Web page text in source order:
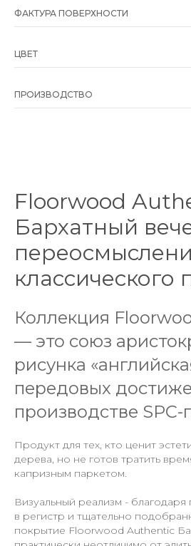
ФАКТУРА ПОВЕРХНОСТИ
ЦВЕТ
ПРОИЗВОДСТВО
Floorwood
Бархатный
классического
Коллекция
— это союз
рисунка
передовых
производстве
Продукт для тех, кто ценит
дерева, но не готов тратить
капризным паркетом.
Визуальный реализм -
в регистр и тщательно
покрытие Floorwood Authentic